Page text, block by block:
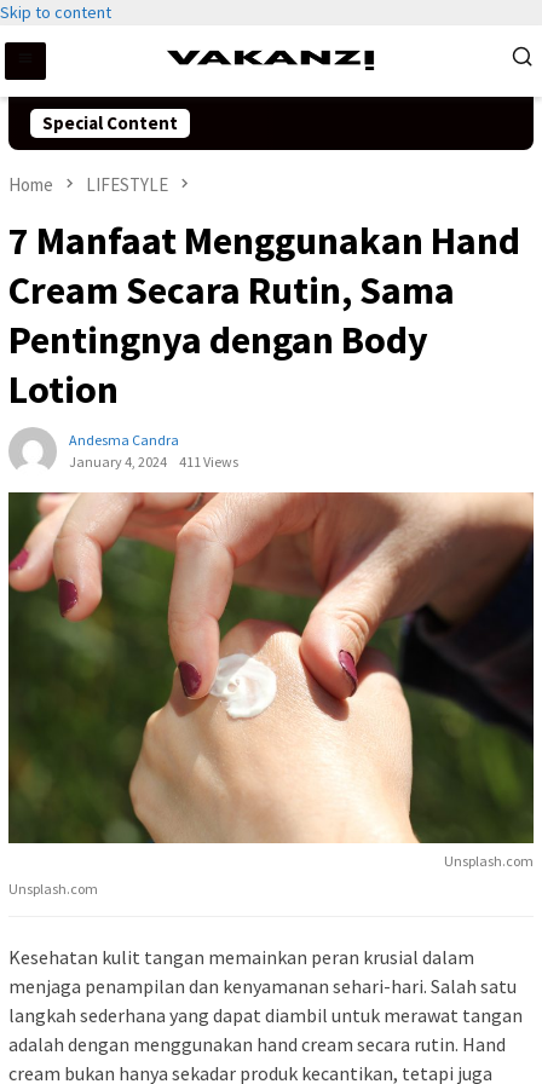
Skip to content
Special Content
Home LIFESTYLE
7 Manfaat Menggunakan Hand
Cream Secara Rutin, Sama
Pentingnya dengan Body
Lotion
Andesma Candra
January 4, 2024
411 Views
Unsplash.com
Unsplash.com
Kesehatan kulit tangan memainkan peran krusial dalam
menjaga penampilan dan kenyamanan sehari-hari. Salah satu
langkah sederhana yang dapat diambil untuk merawat tangan
adalah dengan menggunakan hand cream secara rutin. Hand
cream bukan hanya sekadar produk kecantikan, tetapi juga